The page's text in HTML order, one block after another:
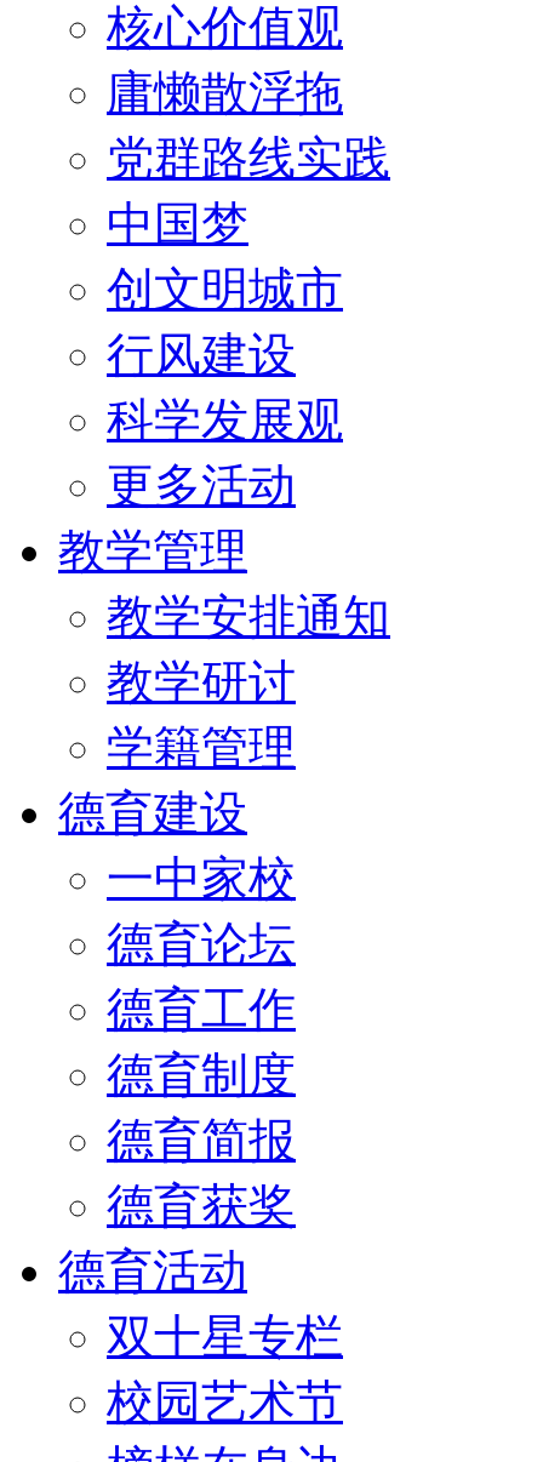
核心价值观
庸懒散浮拖
党群路线实践
中国梦
创文明城市
行风建设
科学发展观
更多活动
教学管理
教学安排通知
教学研讨
学籍管理
德育建设
一中家校
德育论坛
德育工作
德育制度
德育简报
德育获奖
德育活动
双十星专栏
校园艺术节